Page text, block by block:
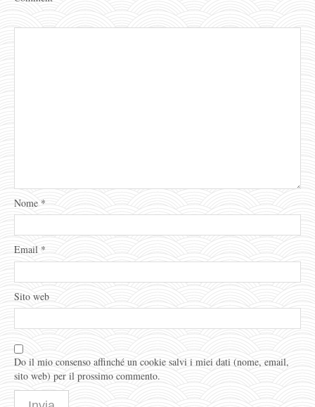
Nome *
Email *
Sito web
Do il mio consenso affinché un cookie salvi i miei dati (nome, email,
sito web) per il prossimo commento.